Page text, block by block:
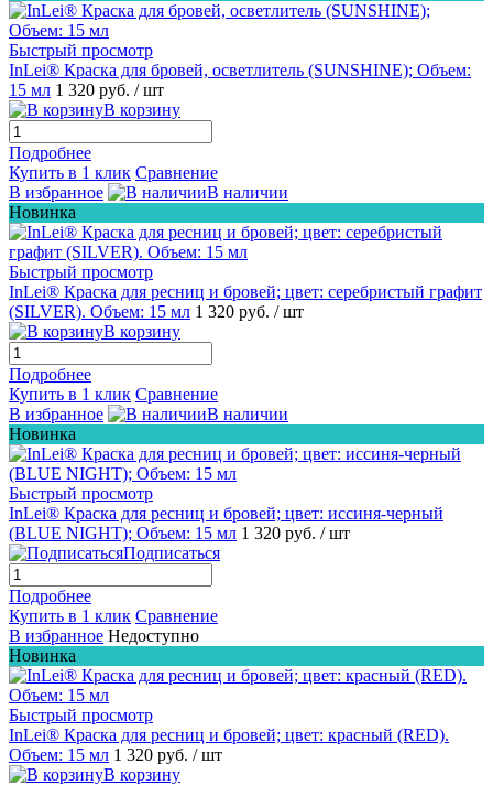
Быстрый просмотр
InLei® Краска для бровей, осветлитель (SUNSHINE); Объем:
15 мл 1 320 руб. / шт
В корзину
Подробнее
Купить в 1 клик Сравнение
В избранное
В наличии
Новинка
Быстрый просмотр
InLei® Краска для ресниц и бровей; цвет: серебристый графит
(SILVER). Объем: 15 мл 1 320 руб. / шт
В корзину
Подробнее
Купить в 1 клик Сравнение
В избранное
В наличии
Новинка
Быстрый просмотр
InLei® Краска для ресниц и бровей; цвет: иссиня-черный
(BLUE NIGHT); Объем: 15 мл 1 320 руб. / шт
Подписаться
Подробнее
Купить в 1 клик Сравнение
В избранное Недоступно
Новинка
Быстрый просмотр
InLei® Краска для ресниц и бровей; цвет: красный (RED).
Объем: 15 мл 1 320 руб. / шт
В корзину